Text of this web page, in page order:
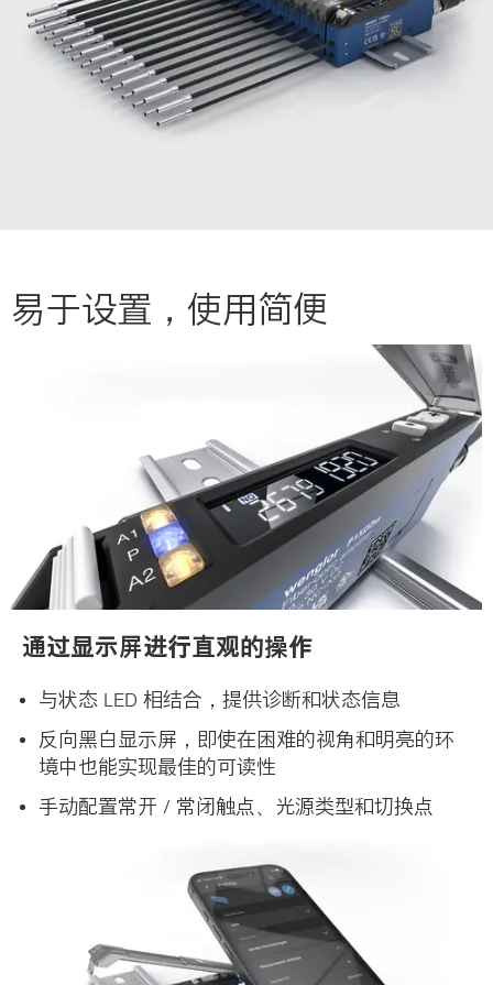
易于设置，使用简便
通过显示屏进行直观的操作
与状态 LED 相结合，提供诊断和状态信息
反向黑白显示屏，即使在困难的视角和明亮的环
境中也能实现最佳的可读性
手动配置常开 / 常闭触点、光源类型和切换点